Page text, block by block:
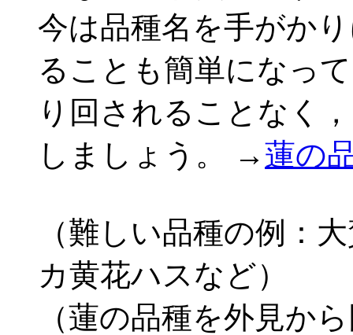
今は品種名を手がか
ることも簡単になっ
り回されることなく
しましょう。 →蓮の
（難しい品種の例：
カ黄花ハスなど）
（蓮の品種を外見か